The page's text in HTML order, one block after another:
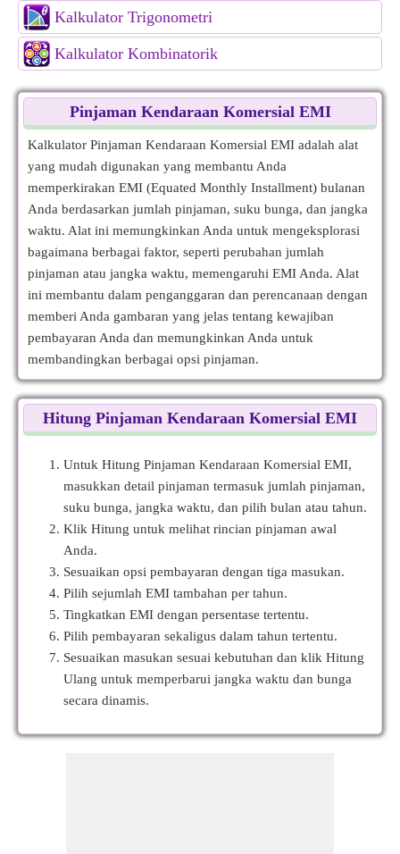
Kalkulator Trigonometri
Kalkulator Kombinatorik
Pinjaman Kendaraan Komersial EMI
Kalkulator Pinjaman Kendaraan Komersial EMI adalah alat
yang mudah digunakan yang membantu Anda
memperkirakan EMI (Equated Monthly Installment) bulanan
Anda berdasarkan jumlah pinjaman, suku bunga, dan jangka
waktu. Alat ini memungkinkan Anda untuk mengeksplorasi
bagaimana berbagai faktor, seperti perubahan jumlah
pinjaman atau jangka waktu, memengaruhi EMI Anda. Alat
ini membantu dalam penganggaran dan perencanaan dengan
memberi Anda gambaran yang jelas tentang kewajiban
pembayaran Anda dan memungkinkan Anda untuk
membandingkan berbagai opsi pinjaman.
Hitung Pinjaman Kendaraan Komersial EMI
Untuk Hitung Pinjaman Kendaraan Komersial EMI,
masukkan detail pinjaman termasuk jumlah pinjaman,
suku bunga, jangka waktu, dan pilih bulan atau tahun.
Klik Hitung untuk melihat rincian pinjaman awal
Anda.
Sesuaikan opsi pembayaran dengan tiga masukan.
Pilih sejumlah EMI tambahan per tahun.
Tingkatkan EMI dengan persentase tertentu.
Pilih pembayaran sekaligus dalam tahun tertentu.
Sesuaikan masukan sesuai kebutuhan dan klik Hitung
Ulang untuk memperbarui jangka waktu dan bunga
secara dinamis.